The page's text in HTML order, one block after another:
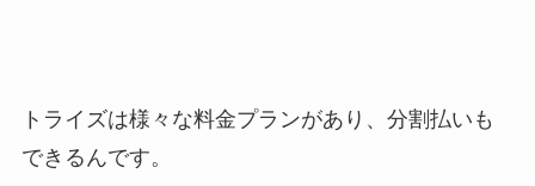
トライズは様々な料金プランがあり、分割払いも
できるんです。